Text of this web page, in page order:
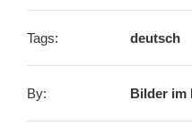
Tags: deutsch
By: Bilder im